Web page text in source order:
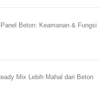
Beton: Keamanan & Fungsi
Mix Lebih Mahal dari Beton